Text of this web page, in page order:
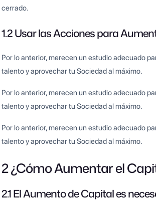
cerrado.
1.2 Usar las Acciones para
Por lo anterior, merecen un estudio adecuado
talento y aprovechar tu Sociedad al máximo.
Por lo anterior, merecen un estudio adecuado
talento y aprovechar tu Sociedad al máximo.
Por lo anterior, merecen un estudio adecuado
talento y aprovechar tu Sociedad al máximo.
2 ¿Cómo Aumentar el
2.1 El Aumento de Capital es